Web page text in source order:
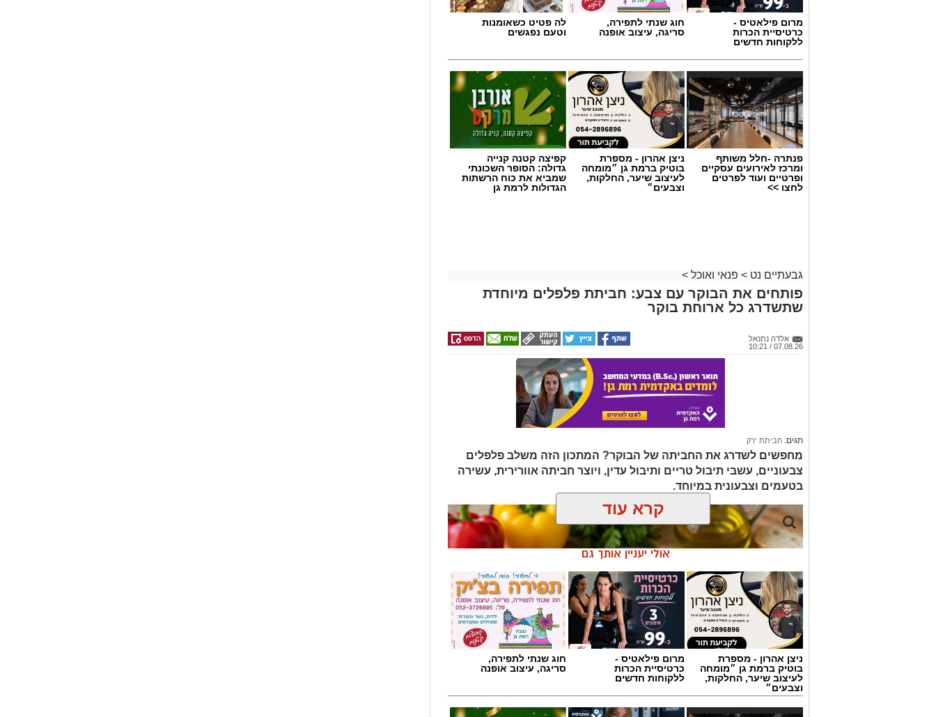
מרום פילאטיס -
כרטיסיית הכרות
ללקוחות חדשים
חוג שנתי לתפירה,
סריגה, עיצוב אופנה
לה פטיט כשאומנות
וטעם נפגשים
פנתרה -חלל משותף
ומרכז לאירועים עסקיים
ופרטיים ועוד לפרטים
לחצו >>
ניצן אהרון - מספרת
בוטיק ברמת גן ״מומחה
לעיצוב שיער, החלקות,
וצבעים״
קפיצה קטנה קנייה
גדולה: הסופר השכונתי
שמביא את כוח הרשתות
הגדולות לרמת גן
גבעתיים נט > פנאי ואוכל >
פותחים את הבוקר עם צבע: חביתת פלפלים מיוחדת
שתשדרג כל ארוחת בוקר
אלדה נתנאל
07.08.26 / 10:21
תגים: חביתת ירק
מחפשים לשדרג את החביתה של הבוקר? המתכון הזה משלב פלפלים
צבעוניים, עשבי תיבול טריים ותיבול עדין, ויוצר חביתה אוורירית, עשירה
בטעמים וצבעונית במיוחד.
קרא עוד
אולי יעניין אותך גם
ניצן אהרון - מספרת
בוטיק ברמת גן ״מומחה
לעיצוב שיער, החלקות,
וצבעים״
מרום פילאטיס -
כרטיסיית הכרות
ללקוחות חדשים
חוג שנתי לתפירה,
סריגה, עיצוב אופנה